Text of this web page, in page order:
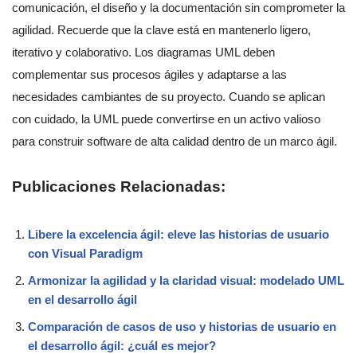
comunicación, el diseño y la documentación sin comprometer la
agilidad. Recuerde que la clave está en mantenerlo ligero,
iterativo y colaborativo. Los diagramas UML deben
complementar sus procesos ágiles y adaptarse a las
necesidades cambiantes de su proyecto. Cuando se aplican
con cuidado, la UML puede convertirse en un activo valioso
para construir software de alta calidad dentro de un marco ágil.
Publicaciones Relacionadas:
Libere la excelencia ágil: eleve las historias de usuario
con Visual Paradigm
Armonizar la agilidad y la claridad visual: modelado UML
en el desarrollo ágil
Comparación de casos de uso y historias de usuario en
el desarrollo ágil: ¿cuál es mejor?